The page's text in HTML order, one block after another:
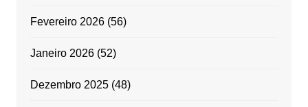
Fevereiro 2026(56)
Janeiro 2026(52)
Dezembro 2025(48)